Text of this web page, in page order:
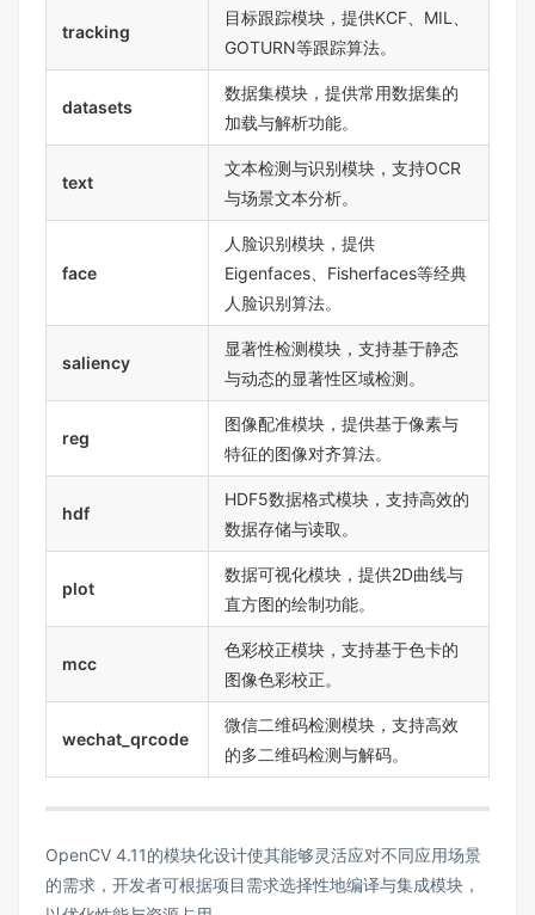
tracking
目标跟踪模块，提供KCF、MIL、
GOTURN等跟踪算法。
datasets
数据集模块，提供常用数据集的
加载与解析功能。
text
文本检测与识别模块，支持OCR
与场景文本分析。
face
人脸识别模块，提供
Eigenfaces、Fisherfaces等经典
人脸识别算法。
saliency
显著性检测模块，支持基于静态
与动态的显著性区域检测。
reg
图像配准模块，提供基于像素与
特征的图像对齐算法。
hdf
HDF5数据格式模块，支持高效的
数据存储与读取。
plot
数据可视化模块，提供2D曲线与
直方图的绘制功能。
mcc
色彩校正模块，支持基于色卡的
图像色彩校正。
wechat_qrcode
微信二维码检测模块，支持高效
的多二维码检测与解码。
OpenCV 4.11的模块化设计使其能够灵活应对不同应用场景
的需求，开发者可根据项目需求选择性地编译与集成模块，